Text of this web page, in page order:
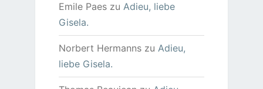
Emile Paeszu Adieu, liebe
Gisela.
Norbert Hermannszu Adieu,
liebe Gisela.